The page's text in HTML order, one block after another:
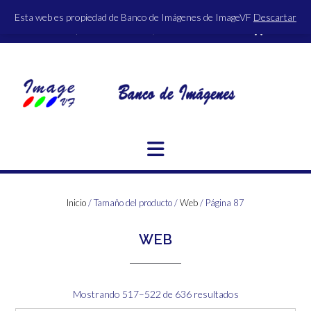
Esta web es propiedad de Banco de Imágenes de ImageVF Descartar
Inicio/ Tamaño del producto /Web/ Página 87
WEB
Mostrando 517–522 de 636 resultadosOrdenado
por